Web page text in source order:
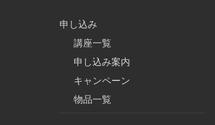
申し込み
講座一覧
申し込み案内
キャンペーン
物品一覧